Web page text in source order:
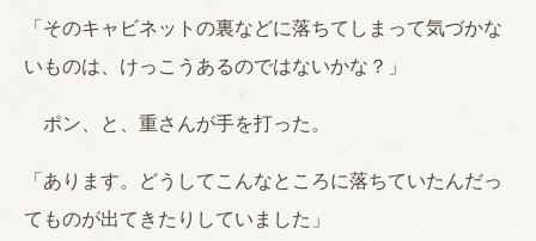
「そのキャビネットの裏などに落ちてしまって気づかな
いものは、けっこうあるのではないかな？」
ポン、と、重さんが手を打った。
「あります。どうしてこんなところに落ちていたんだっ
てものが出てきたりしていました」